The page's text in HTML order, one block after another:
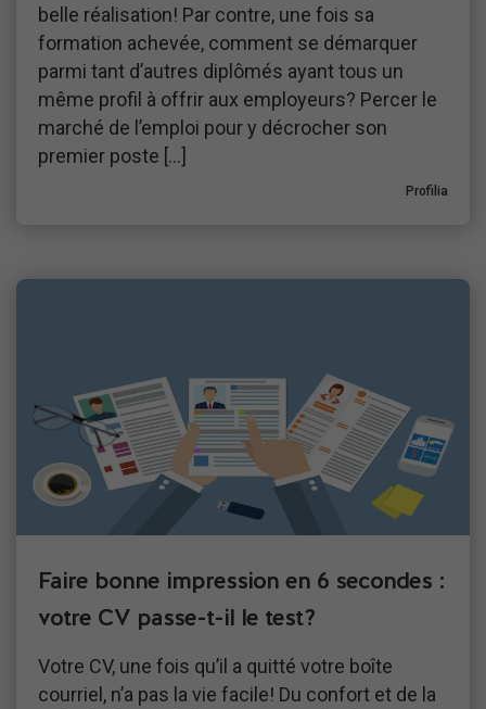
belle réalisation! Par contre, une fois sa
formation achevée, comment se démarquer
parmi tant d’autres diplômés ayant tous un
même profil à offrir aux employeurs? Percer le
marché de l’emploi pour y décrocher son
premier poste […]
Profilia
Faire bonne impression en 6 secondes :
votre CV passe-t-il le test?
Votre CV, une fois qu’il a quitté votre boîte
courriel, n’a pas la vie facile! Du confort et de la